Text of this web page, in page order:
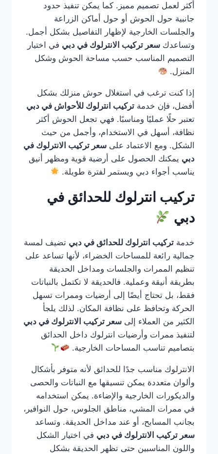
أكثر لعمل تصميم مميز. كما يمكن تنفيذ حدود
جانبية حول الحوش أو حول أماكن الزراعة
والجلسات الخارجية لإظهار التفاصيل بشكل أجمل.
وتساعدك سعر تركيب الانترلوك في دبي في اختيار
التصميم المناسب حسب مساحة الحوش وشكل
المنزل.
إذا كنت ترغب في استغلال حوش منزلك بشكل
أفضل، فإن خدمة تركيب انترلوك للأحواش في دبي
تعتبر حلًا عمليًا ومناسبًا. فهي تجعل الحوش أكثر
نظافة، أسهل في الاستخدام، وأجمل من حيث
الشكل. ومع الاعتماد على سعر تركيب الانترلوك في
دبي يمكنك الحصول على أرضية قوية ومظهر أنيق
يناسب أجواء دبي ويستمر لفترة طويلة.
تركيب انترلوك للحدائق في
دبي
خدمة تركيب انترلوك للحدائق في دبي تضيف لمسة
جمالية رائعة للمساحات الخضراء، لأنها تساعد على
تنظيم الممرات والجلسات ومداخل الحديقة
بطريقة أنيقة وعملية. فالحديقة لا تكتمل بالنباتات
فقط، بل تحتاج أيضًا إلى أرضيات وممرات تسهل
الحركة وتحافظ على نظافة المكان. لذلك يلجأ
الكثير من العملاء إلى سعر تركيب الانترلوك في دبي
لتنفيذ ممرات وأرضيات انترلوك داخل الحدائق
بتصاميم تناسب المساحات الخارجية.
الانترلوك مناسب جدًا للحدائق لأنه متوفر بأشكال
وألوان متعددة يمكن تنسيقها مع النباتات والحصى
والديكورات الخارجية والإضاءة. يمكن استخدامه
في ممرات المشي، مناطق الجلوس، حول النوافير،
بجانب المسابح، أو عند مداخل الحديقة. وتساعد
سعر تركيب الانترلوك في دبي في اختيار الشكل
واللون المناسبين حتى تظهر الحديقة بشكل